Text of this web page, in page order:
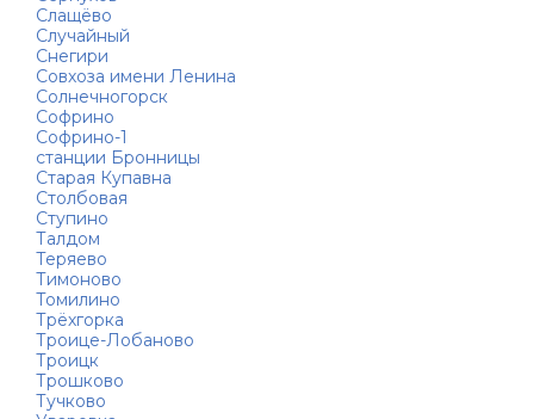
Слащёво
Случайный
Снегири
Совхоза имени Ленина
Солнечногорск
Софрино
Софрино-1
станции Бронницы
Старая Купавна
Столбовая
Ступино
Талдом
Теряево
Тимоново
Томилино
Трёхгорка
Троице-Лобаново
Троицк
Трошково
Тучково